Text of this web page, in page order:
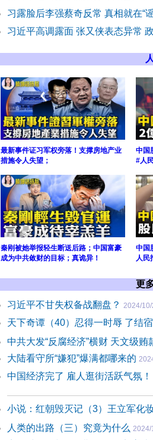
习露脸后李强蔡奇反常 真相就在“
习近平高调露面 张又侠表态异常
最新事件证习军权旁落！支撑房地产业
措施令人失望；
中国
#人
秦刚被她举报轻生断送后路；中国富豪
成为中共敛财的目标；真诡异！
中国
人民
更
习近平不甘失权备战翻盘？ 2024/10/
天下奇谭（40）忍得一时辱 了结
中共大发“反腐经济”横财 天文级贿
大陆看守所“嫌犯”爆满都哪来的
中国经济完了 雇人逛街活跃气氛！
小说：红朝毁灭记（3）王立军化
人类的出路（三）究竟为什么 2024/